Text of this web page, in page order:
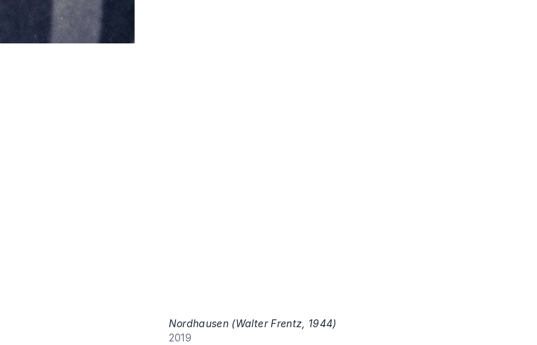
Nordhausen (Walter Frentz, 1944)
2019